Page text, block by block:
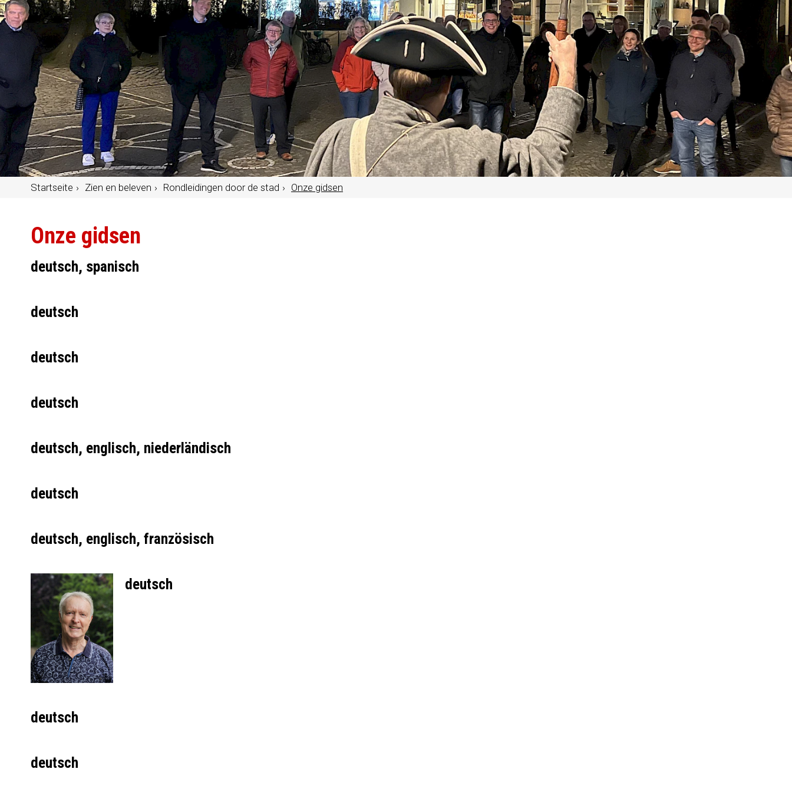
Startseite Zien en beleven Rondleidingen door de stad Onze gidsen
Onze gidsen
deutsch, spanisch
deutsch
deutsch
deutsch
deutsch, englisch, niederländisch
deutsch
deutsch, englisch, französisch
deutsch
deutsch
deutsch